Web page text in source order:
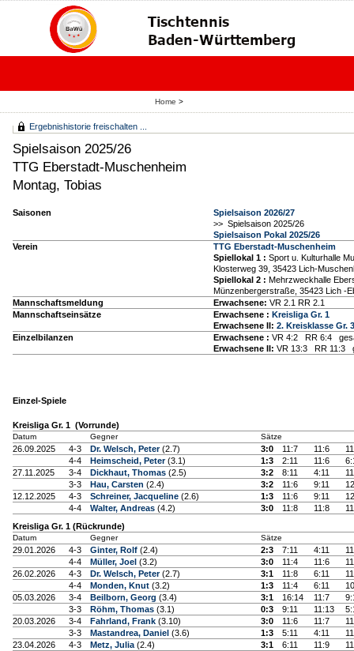
Home >
Ergebnishistorie freischalten ...
Spielsaison 2025/26
TTG Eberstadt-Muschenheim
Montag, Tobias
Saisonen
Spielsaison 2026/27
>> Spielsaison 2025/26
Spielsaison Pokal 2025/26
Verein
TTG Eberstadt-Muschenheim
Spiellokal 1 : Sport u. Kulturhalle
Klosterweg 39, 35423 Lich-
Spiellokal 2 : Mehrzweckhalle
Münzenbergerstraße, 35423 Lich -
Mannschaftsmeldung
Erwachsene: VR 2.1 RR 2.1
Mannschaftseinsätze
Erwachsene : Kreisliga Gr. 1
Erwachsene II: 2. Kreisklasse Gr. 3
Einzelbilanzen
Erwachsene : VR 4:2 RR 6:4
Erwachsene II: VR 13:3 RR 11:3
Einzel-Spiele
Kreisliga Gr. 1 (Vorrunde)
Datum Gegner Sätze
26.09.2025 4-3 Dr. Welsch, Peter(2.7) 3:0 11:7 11:6
4-4
Heimscheid, Peter(3.1) 1:3 2:11 11:6
27.11.2025
3-4 Dickhaut, Thomas (2.5) 3:2 8:11 4:11
3-3
Hau, Carsten (2.4) 3:2 11:6 9:11
12.12.2025
4-3 Schreiner, Jacqueline (2.6) 1:3 11:6 9:11
4-4
Walter, Andreas (4.2) 3:0 11:8 11:8
Kreisliga Gr. 1 (Rückrunde)
Datum Gegner Sätze
29.01.2026 4-3 Ginter, Rolf (2.4) 2:3 7:11 4:11
4-4
Müller, Joel (3.2) 3:0 11:4 11:6
26.02.2026
4-3 Dr. Welsch, Peter(2.7) 3:1 11:8 6:11
4-4
Monden, Knut (3.2) 1:3 11:4 6:11
05.03.2026
3-4 Beilborn, Georg (3.4) 3:1 16:14 11:7
3-3
Röhm, Thomas (3.1) 0:3 9:11 11:13
20.03.2026
3-4 Fahrland, Frank (3.10) 3:0 11:6 11:7
3-3
Mastandrea, Daniel (3.6) 1:3 5:11 4:11
23.04.2026
4-3 Metz, Julia (2.4) 3:1 6:11 11:9